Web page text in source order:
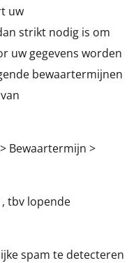
uw
strikt nodig is om
uw gegevens worden
bewaartermijnen
Bewaartermijn >
tbv lopende
spam te detecteren